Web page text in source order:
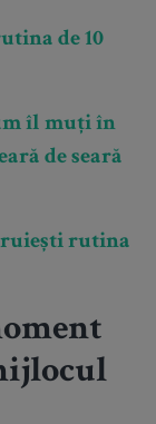
de 10
îl muți în
de seară
rutina